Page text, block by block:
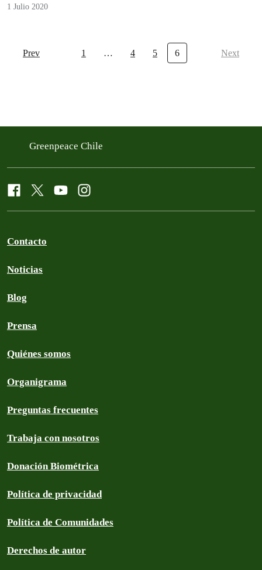
1 Julio 2020
Prev 1 … 4 5 6 Next
Greenpeace Chile
Contacto
Noticias
Blog
Prensa
Quiénes somos
Organigrama
Preguntas frecuentes
Trabaja con nosotros
Donación Biométrica
Política de privacidad
Política de Comunidades
Derechos de autor